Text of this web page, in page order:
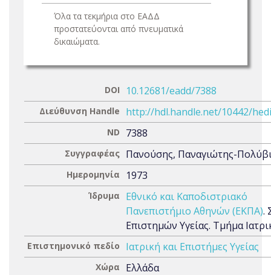
Όλα τα τεκμήρια στο ΕΑΔΔ
προστατεύονται από πνευματικά
δικαιώματα.
DOI 10.12681/eadd/7388
Διεύθυνση Handle http://hdl.handle.net/10442/
ND 7388
Συγγραφέας Πανούσης, Παναγιώτης-
Ημερομηνία 1973
Ίδρυμα
Εθνικό και Καποδιστριακό
Πανεπιστήμιο Αθηνών (ΕΚΠΑ).
Επιστημών Υγείας. Τμήμα
Επιστημονικό πεδίο Ιατρική και Επιστήμες Υγείας
Χώρα Ελλάδα